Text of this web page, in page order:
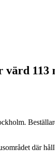
värd
där